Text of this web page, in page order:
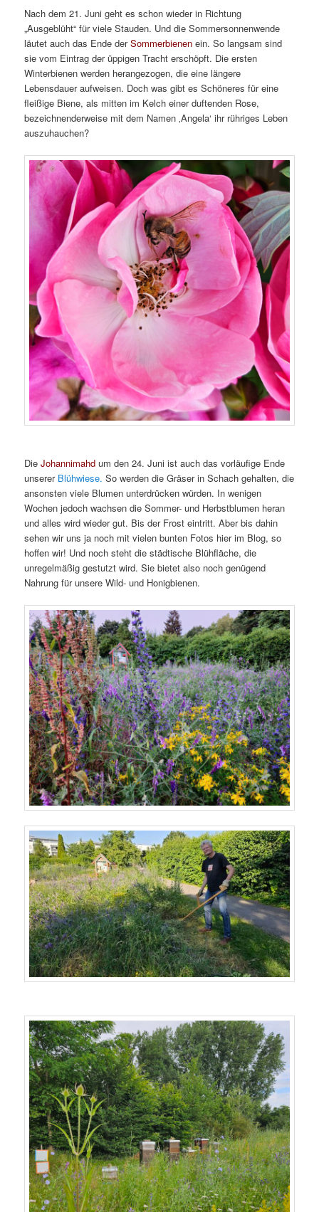
Nach dem 21. Juni geht es schon wieder in Richtung
„Ausgeblüht“ für viele Stauden. Und die Sommersonnenwende
läutet auch das Ende derSommerbienen ein. So langsam sind
sie vom Eintrag der üppigen Tracht erschöpft. Die ersten
Winterbienen werden herangezogen, die eine längere
Lebensdauer aufweisen. Doch was gibt es Schöneres für eine
fleißige Biene, als mitten im Kelch einer duftenden Rose,
bezeichnenderweise mit dem Namen ‚Angela‘ ihr rühriges Leben
auszuhauchen?
DieJohannimahd um den 24. Juni ist auch das vorläufige Ende
unserer Blühwiese. So werden die Gräser in Schach gehalten, die
ansonsten viele Blumen unterdrücken würden. In wenigen
Wochen jedoch wachsen die Sommer- und Herbstblumen heran
und alles wird wieder gut. Bis der Frost eintritt. Aber bis dahin
sehen wir uns ja noch mit vielen bunten Fotos hier im Blog, so
hoffen wir! Und noch steht die städtische Blühfläche, die
unregelmäßig gestutzt wird. Sie bietet also noch genügend
Nahrung für unsere Wild- und Honigbienen.